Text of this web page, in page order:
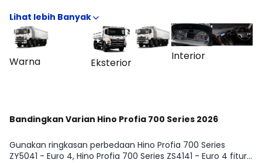
sertakan contoh dalam berbagai pencahayaan untuk
membantu keputusan warna. Lihat seluruh album di
halaman Galeri.
Warna Eksterior
Interior
Bandingkan Varian Hino Profia 700 Series 2026
Gunakan ringkasan perbedaan Hino Profia 700 Series
ZY5041 - Euro 4, Hino Profia 700 Series ZS4141 - Euro 4 fitur,